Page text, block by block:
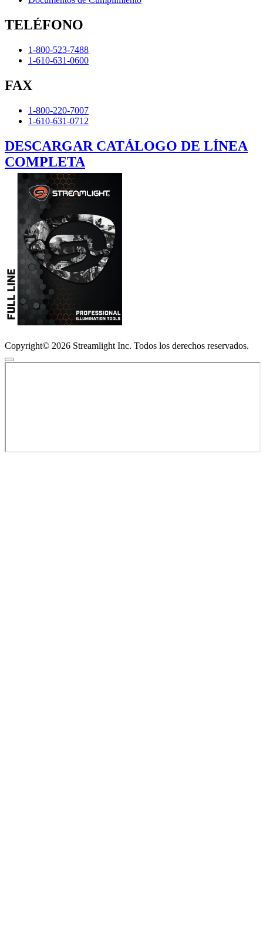
TELÉFONO
1-800-523-7488
1-610-631-0600
FAX
1-800-220-7007
1-610-631-0712
DESCARGAR CATÁLOGO DE LÍNEA
COMPLETA
Copyright© 2026 Streamlight Inc. Todos los derechos reservados.